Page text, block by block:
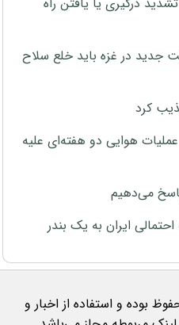
جدید در غزه باید خلع سلاح
کرد
هوایی دو هفته‌ای علیه
می‌دهیم
احتمالی ایران به یک بندر
بوده و استفاده از اخبار و